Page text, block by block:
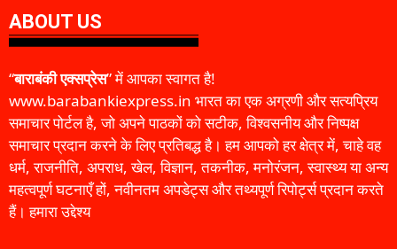
ABOUT US
“बाराबंकी एक्सप्रेस” में आपका स्वागत है!
www.barabankiexpress.in भारत का एक अग्रणी और सत्यप्रिय
समाचार पोर्टल है, जो अपने पाठकों को सटीक, विश्वसनीय और निष्पक्ष
समाचार प्रदान करने के लिए प्रतिबद्ध है। हम आपको हर क्षेत्र में, चाहे वह
धर्म, राजनीति, अपराध, खेल, विज्ञान, तकनीक, मनोरंजन, स्वास्थ्य या अन्य
महत्वपूर्ण घटनाएँ हों, नवीनतम अपडेट्स और तथ्यपूर्ण रिपोर्ट्स प्रदान करते
हैं। हमारा उद्देश्य